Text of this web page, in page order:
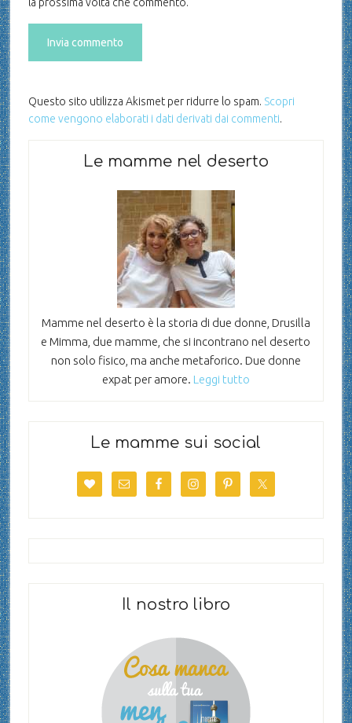
Questo sito utilizza Akismet per ridurre lo spam. Scopri
come vengono elaborati i dati derivati dai commenti.
Le mamme nel deserto
Mamme nel deserto è la storia di due donne, Drusilla
e Mimma, due mamme, che si incontrano nel deserto
non solo fisico, ma anche metaforico. Due donne
expat per amore. Leggi tutto
Le mamme sui social
Il nostro libro